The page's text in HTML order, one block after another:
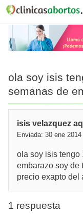
ola soy isis
semanas de
isis velazquez
Enviada: 30 ene 2014
ola soy isis tengo
embarazo soy de
precio exapto del
1 respuesta